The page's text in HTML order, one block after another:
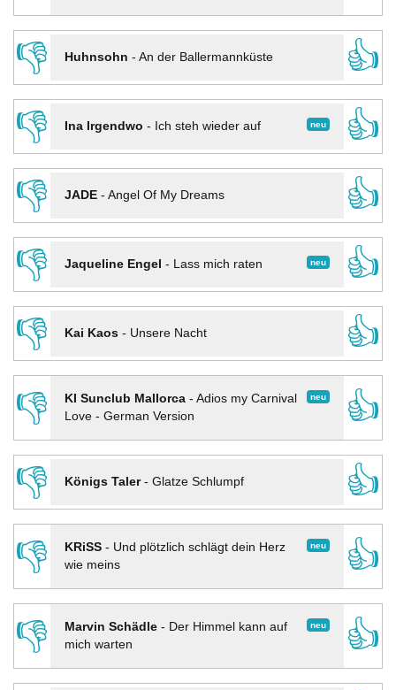
👎
Huhnsohn - An der Ballermannküste
👍
👎
neu
Ina Irgendwo - Ich steh wieder auf
👍
👎
JADE- Angel Of My Dreams
👍
👎
neu
Jaqueline Engel - Lass mich raten
👍
👎
Kai Kaos- Unsere Nacht
👍
👎
neu
KI Sunclub Mallorca- Adios my Carnival
Love - German Version
👍
👎
Königs Taler- Glatze Schlumpf
👍
👎
neu
KRiSS- Und plötzlich schlägt dein Herz
wie meins
👍
👎 neu
Marvin Schädle- Der Himmel kann auf
mich warten
👍